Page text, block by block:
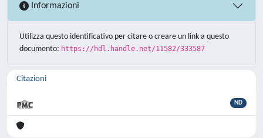
Informazioni
Utilizza questo identificativo per citare o creare un link a questo
documento: https://hdl.handle.net/11582/333587
Citazioni
ND